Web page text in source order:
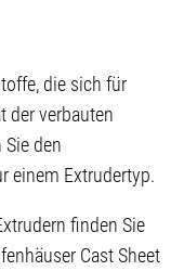
die sich für
der verbauten
den
einem Extrudertyp.
finden Sie
Cast Sheet